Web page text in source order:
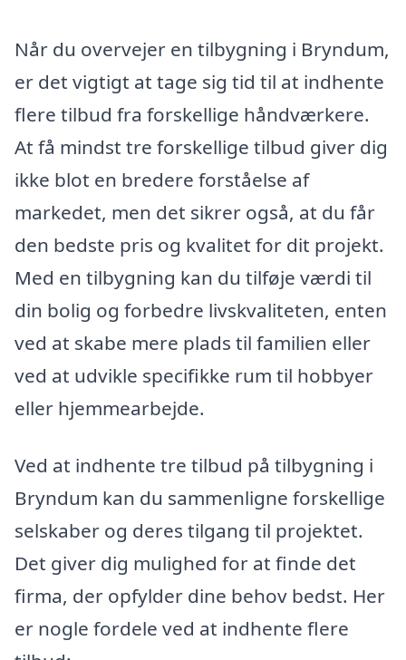
Når du overvejer en tilbygning i Bryndum,
er det vigtigt at tage sig tid til at indhente
flere tilbud fra forskellige håndværkere.
At få mindst tre forskellige tilbud giver dig
ikke blot en bredere forståelse af
markedet, men det sikrer også, at du får
den bedste pris og kvalitet for dit projekt.
Med en tilbygning kan du tilføje værdi til
din bolig og forbedre livskvaliteten, enten
ved at skabe mere plads til familien eller
ved at udvikle specifikke rum til hobbyer
eller hjemmearbejde.
Ved at indhente tre tilbud på tilbygning i
Bryndum kan du sammenligne forskellige
selskaber og deres tilgang til projektet.
Det giver dig mulighed for at finde det
firma, der opfylder dine behov bedst. Her
er nogle fordele ved at indhente flere